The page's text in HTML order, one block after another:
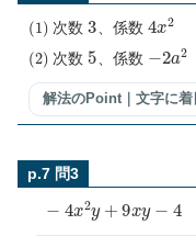
( 1) 次数3 、係数 4 2
(2) 次数 5 、係数 2a 2
解法のPoint｜文字に
p.7 問3
x 2y 9 xy